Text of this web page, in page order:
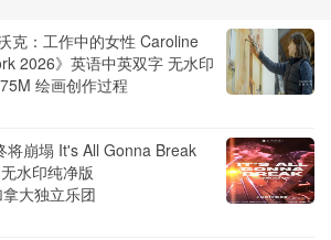
克：工作中的女性 Caroline
2026》英语中英双字 无水印
绘画创作过程
将崩塌 It's All Gonna Break
水印纯净版
大独立乐团